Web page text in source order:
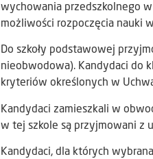
wychowania przedszkolnego
możliwości rozpoczęcia nauki
Do szkoły podstawowej
nieobwodowa). Kandydaci do
kryteriów określonych w
Kandydaci zamieszkali w
w tej szkole są przyjmowani z
Kandydaci, dla których